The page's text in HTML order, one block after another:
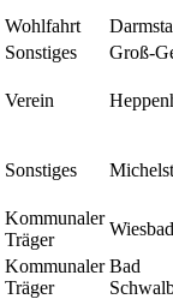
Wohlfahrt
Sonstiges
Groß-
Verein
Sonstiges
Kommunaler
Träger
Kommunaler
Träger
Bad